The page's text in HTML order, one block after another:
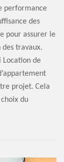
performance
des
pour assurer le
travaux.
Location de
projet. Cela
du